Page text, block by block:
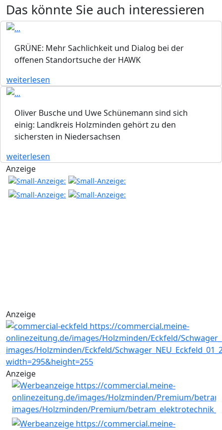
Das könnte Sie auch interessieren
GRÜNE: Mehr Sachlichkeit und Dialog bei der
offenen Standortsuche der HAWK
weiterlesen
Oliver Busche und Uwe Schünemann sind sich
einig: Landkreis Holzminden gehört zu den
sichersten in Niedersachsen
weiterlesen
Anzeige
Anzeige
Anzeige